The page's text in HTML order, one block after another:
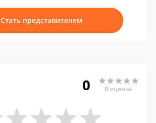
Стать представителем
0 0 оценок